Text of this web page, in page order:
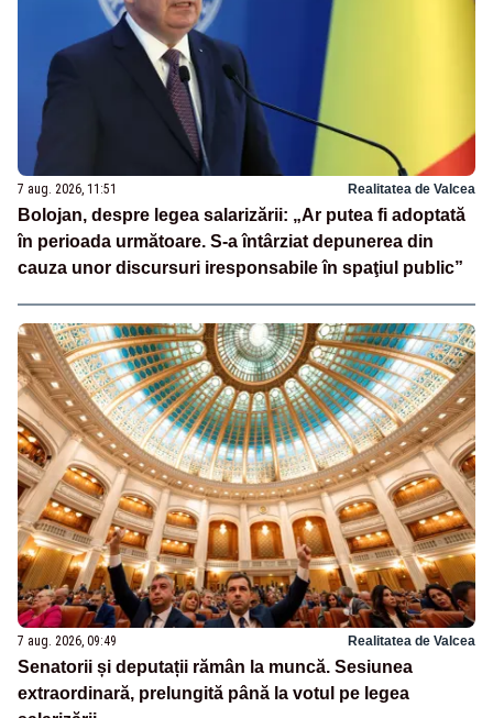
7 aug. 2026, 11:51 Realitatea de Valcea
Bolojan, despre legea salarizării: „Ar putea fi adoptată
în perioada următoare. S-a întârziat depunerea din
cauza unor discursuri iresponsabile în spaţiul public”
7 aug. 2026, 09:49 Realitatea de Valcea
Senatorii și deputații rămân la muncă. Sesiunea
extraordinară, prelungită până la votul pe legea